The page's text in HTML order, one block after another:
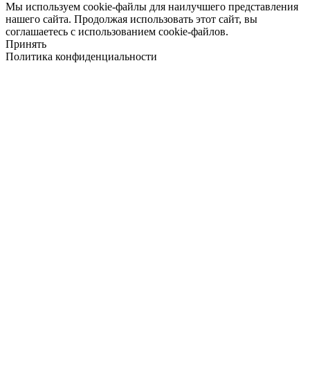
Мы используем cookie-файлы для наилучшего представления
нашего сайта. Продолжая использовать этот сайт, вы
соглашаетесь с использованием cookie-файлов.
Принять
Политика конфиденциальности